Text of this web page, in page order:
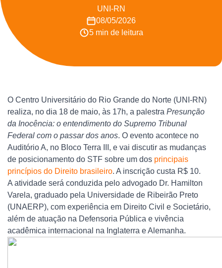
UNI-RN
08/05/2026
5 min de leitura
O Centro Universitário do Rio Grande do Norte (UNI-RN)
realiza, no dia 18 de maio, às 17h, a palestra Presunção
da Inocência: o entendimento do Supremo Tribunal
Federal com o passar dos anos. O evento acontece no
Auditório A, no Bloco Terra III, e vai discutir as mudanças
de posicionamento do STF sobre um dos principais
princípios do Direito brasileiro. A inscrição custa R$ 10.
A atividade será conduzida pelo advogado Dr. Hamilton
Varela, graduado pela Universidade de Ribeirão Preto
(UNAERP), com experiência em Direito Civil e Societário,
além de atuação na Defensoria Pública e vivência
acadêmica internacional na Inglaterra e Alemanha.